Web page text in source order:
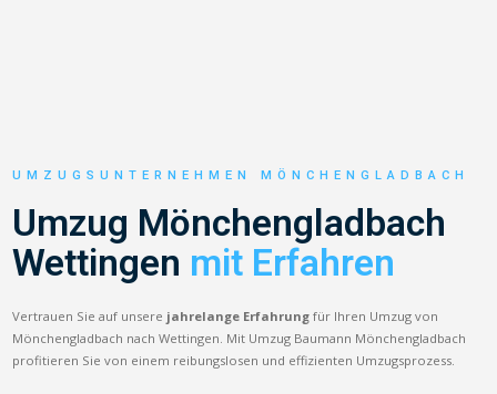
UMZUGSUNTERNEHMEN MÖNCHENGLADBACH
Umzug Mönchengladbach
Wettingen mit Erfahren
Vertrauen Sie auf unsere jahrelange Erfahrung für Ihren Umzug von
Mönchengladbach nach Wettingen. Mit Umzug Baumann Mönchengladbach
profitieren Sie von einem reibungslosen und effizienten Umzugsprozess.